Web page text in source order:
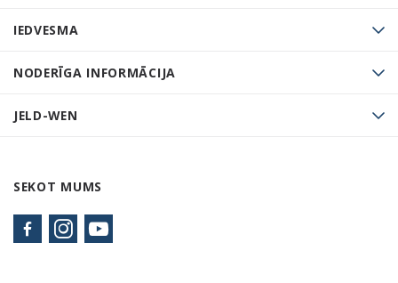
IEDVESMA
NODERĪGA INFORMĀCIJA
JELD-WEN
SEKOT MUMS